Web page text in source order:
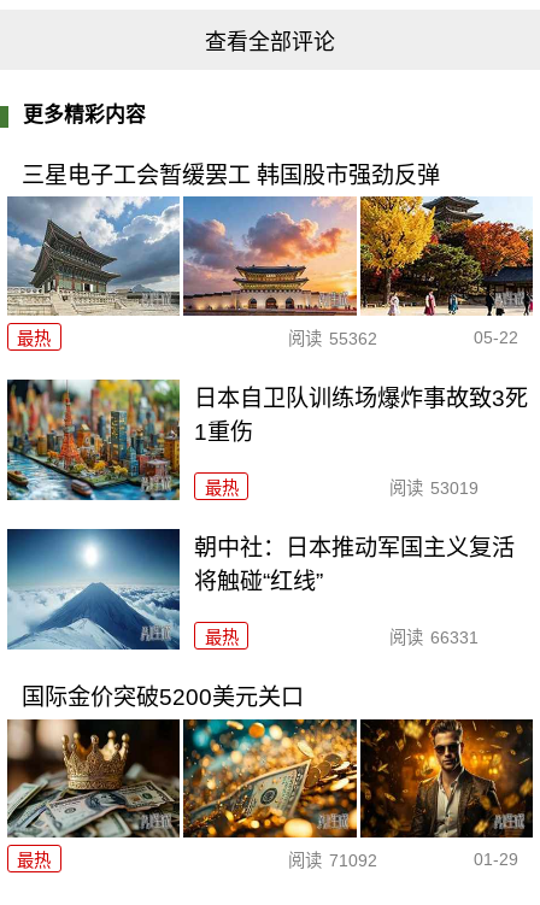
查看全部评论
更多精彩内容
三星电子工会暂缓罢工 韩国股市强劲反弹
最热 阅读 55362 05-22
日本自卫队训练场爆炸事故致3死
1重伤
最热 阅读 53019
朝中社：日本推动军国主义复活
将触碰“红线”
最热 阅读 66331
国际金价突破5200美元关口
最热 阅读 71092 01-29